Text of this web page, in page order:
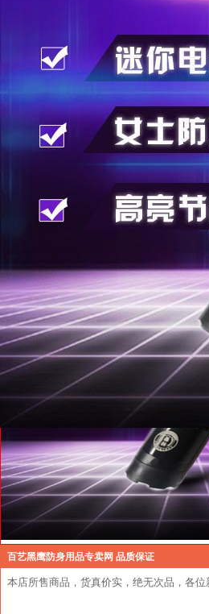
百艺黑鹰防身用品专卖网 品质保证
本店所售商品，货真价实，绝无次品，各位